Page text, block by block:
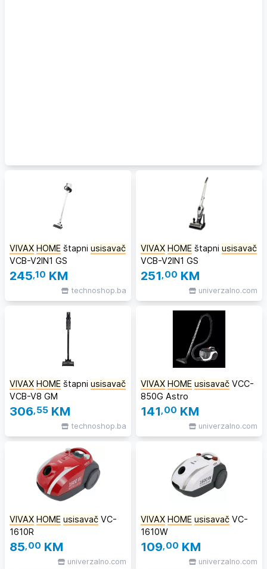
VIVAX HOME štapni usisavač
VCB-V2IN1 GS
245,10 KM
technoshop.ba
VIVAX HOME štapni usisavač
VCB-V2IN1 GS
251,00 KM
univerzalno.com
VIVAX HOME štapni usisavač
VCB-V8 GM
306,55 KM
technoshop.ba
VIVAX HOME usisavač VCC-
850G Astro
141,00 KM
univerzalno.com
VIVAX HOME usisavač VC-
1610R
85,00 KM
univerzalno.com
VIVAX HOME usisavač VC-
1610W
109,00 KM
univerzalno.com